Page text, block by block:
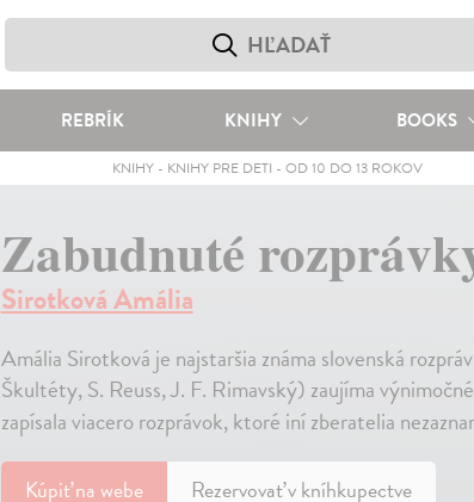
REBRÍK KNIHY BOOKS
KNIHY- KNIHY PRE DETI - OD 10 DO 13 ROKOV
Zabudnuté
Sirotková Amália
Amália Sirotková je najstaršia známa slovenská
Škultéty, S. Reuss, J. F. Rimavský) zaujíma
zapísala viacero rozprávok, ktoré iní zberatelia
Kúpiťna webe Rezervovať v kníhkupectve